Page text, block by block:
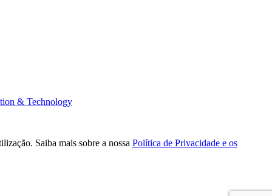
& Technology
Saiba mais sobre a nossa Política de Privacidade e os